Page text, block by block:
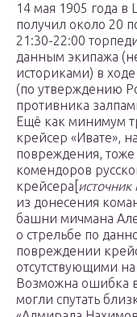
14 мая 1905 года
получил около 20
21:30-22:00
данным экипажа
историками) в
(по утверждению
противника
Ещё как минимум
крейсер «Ивате»,
повреждения, тоже
комендоров
крейсера[ источник
из донесения
башни мичмана
о стрельбе по
повреждении
отсутствующими
Возможна ошибка
могли спутать